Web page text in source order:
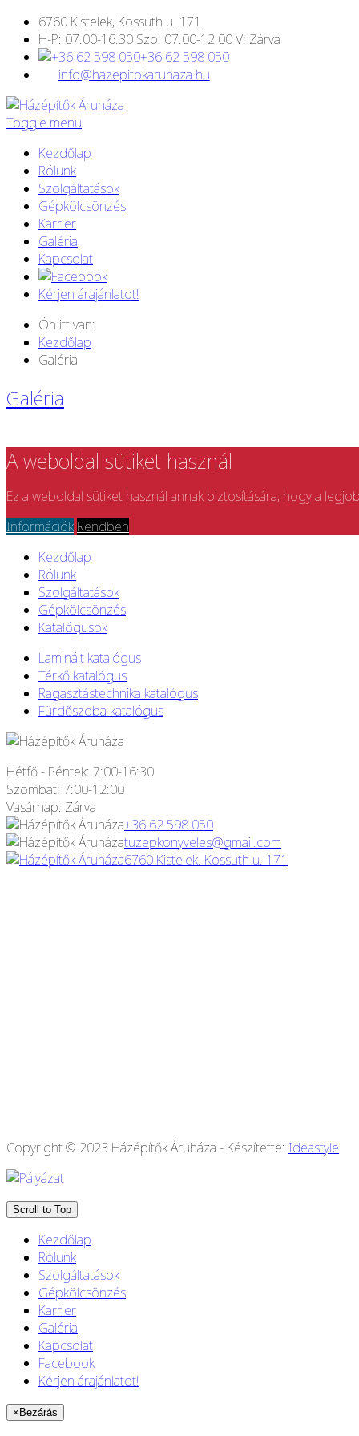
6760 Kistelek, Kossuth u. 171.
H-P: 07.00-16.30 Szo: 07.00-12.00 V: Zárva
+36 62 598 050
info@hazepitokaruhaza.hu
Toggle menu
Kezdőlap
Rólunk
Szolgáltatások
Gépkölcsönzés
Karrier
Galéria
Kapcsolat
Kérjen árajánlatot!
Ön itt van:
Kezdőlap
Galéria
Galéria
A weboldal sütiket használ
Ez a weboldal sütiket használ annak biztosítására, hogy a
Információk Rendben
Kezdőlap
Rólunk
Szolgáltatások
Gépkölcsönzés
Katalógusok
Laminált katalógus
Térkő katalógus
Ragasztástechnika katalógus
Fürdőszoba katalógus
Hétfő - Péntek: 7:00-16:30
Szombat: 7:00-12:00
Vasárnap: Zárva
+36 62 598 050
tuzepkonyveles@gmail.com
6760 Kistelek. Kossuth u. 171
Copyright © 2023 Házépítők Áruháza - Készítette: Ideastyle
Scroll to Top
Kezdőlap
Rólunk
Szolgáltatások
Gépkölcsönzés
Karrier
Galéria
Kapcsolat
Facebook
Kérjen árajánlatot!
× Bezárás